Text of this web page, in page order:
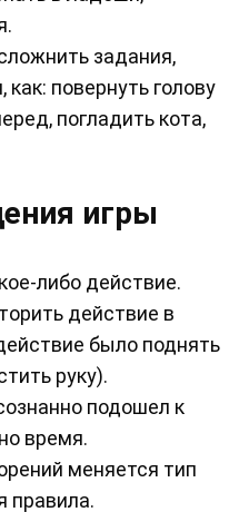
задания,
повернуть голову
погладить кота,
игры
либо действие.
действие в
было поднять
руку).
подошел к
время.
меняется тип
правила.